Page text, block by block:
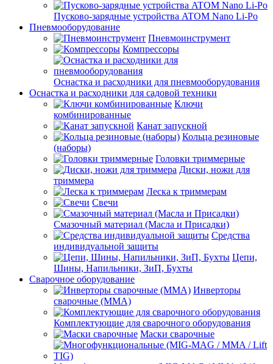
Пусково-зарядные устройства ATOM Nano Li-Po
Пневмооборудование
Пневмоинструмент
Компрессоры
Оснастка и расходники для пневмооборудования
Оснастка и расходники для садовой техники
Ключи
комбинированные
Канат запускной
Кольца резиновые
(наборы)
Головки триммерные
Диски, ножи для
триммера
Леска к триммерам
Свечи
Смазочный материал (Масла и Присадки)
Средства
индивидуальной защиты
Цепи,
Шины, Напильники, ЗиП, Бухты
Сварочное оборудование
Инверторы
сварочные (ММА)
Комплектующие для сварочного оборудования
Маски сварочные